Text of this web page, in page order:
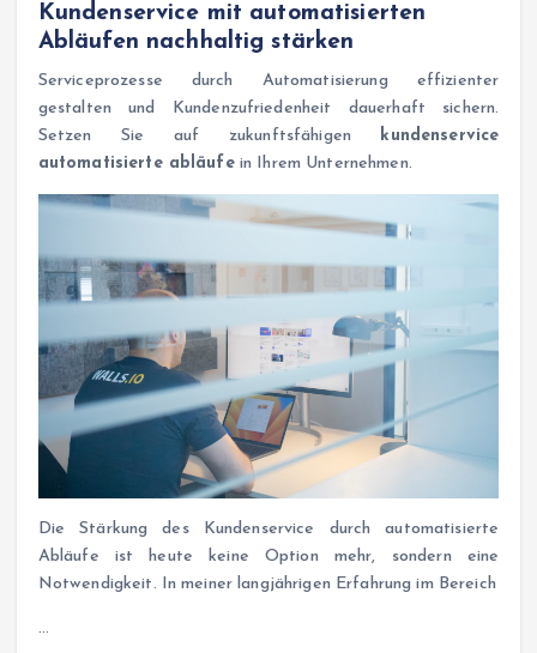
Kundenservice mit automatisierten
Abläufen nachhaltig stärken
Serviceprozesse durch Automatisierung effizienter
gestalten und Kundenzufriedenheit dauerhaft sichern.
Setzen Sie auf zukunftsfähigen kundenservice
automatisierte abläufein Ihrem Unternehmen.
Die Stärkung des Kundenservice durch automatisierte
Abläufe ist heute keine Option mehr, sondern eine
Notwendigkeit. In meiner langjährigen Erfahrung im Bereich
…